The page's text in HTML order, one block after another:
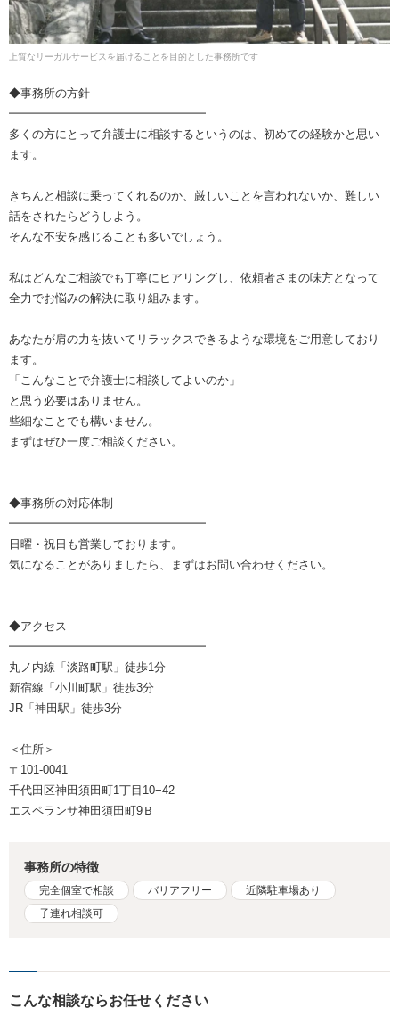
上質なリーガルサービスを届けることを目的とした事務所です
◆事務所の方針
━━━━━━━━━━━━━━━━━
多くの方にとって弁護士に相談するというのは、初めての経験かと思い
ます。
きちんと相談に乗ってくれるのか、厳しいことを言われないか、難しい
話をされたらどうしよう。
そんな不安を感じることも多いでしょう。
私はどんなご相談でも丁寧にヒアリングし、依頼者さまの味方となって
全力でお悩みの解決に取り組みます。
あなたが肩の力を抜いてリラックスできるような環境をご用意しており
ます。
「こんなことで弁護士に相談してよいのか」
と思う必要はありません。
些細なことでも構いません。
まずはぜひ一度ご相談ください。
◆事務所の対応体制
━━━━━━━━━━━━━━━━━
日曜・祝日も営業しております。
気になることがありましたら、まずはお問い合わせください。
◆アクセス
━━━━━━━━━━━━━━━━━
丸ノ内線「淡路町駅」徒歩1分
新宿線「小川町駅」徒歩3分
JR「神田駅」徒歩3分
＜住所＞
〒101-0041
千代田区神田須田町1丁目10−42
エスペランサ神田須田町9Ｂ
事務所の特徴
完全個室で相談 バリアフリー
近隣駐車場あり
子連れ相談可
こんな相談ならお任せください